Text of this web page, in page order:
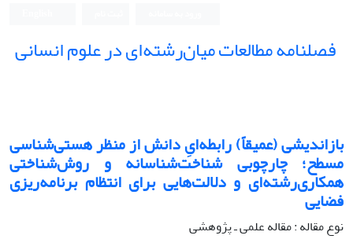
فصلنامه مطالعات میان‌رشته‌ای در علوم انسانی
بازاندیشی (عمیقاً) رابطه‌ایِ دانش از منظر هستی‌شناسی
مسطح؛ چارچوبی شناخت‌شناسانه و روش‌شناختی
همکاری‌رشته‌ای و دلالت‌هایی برای انتظام برنامه‌ریزی
فضایی
نوع مقاله : مقاله علمی ـ پژوهشی